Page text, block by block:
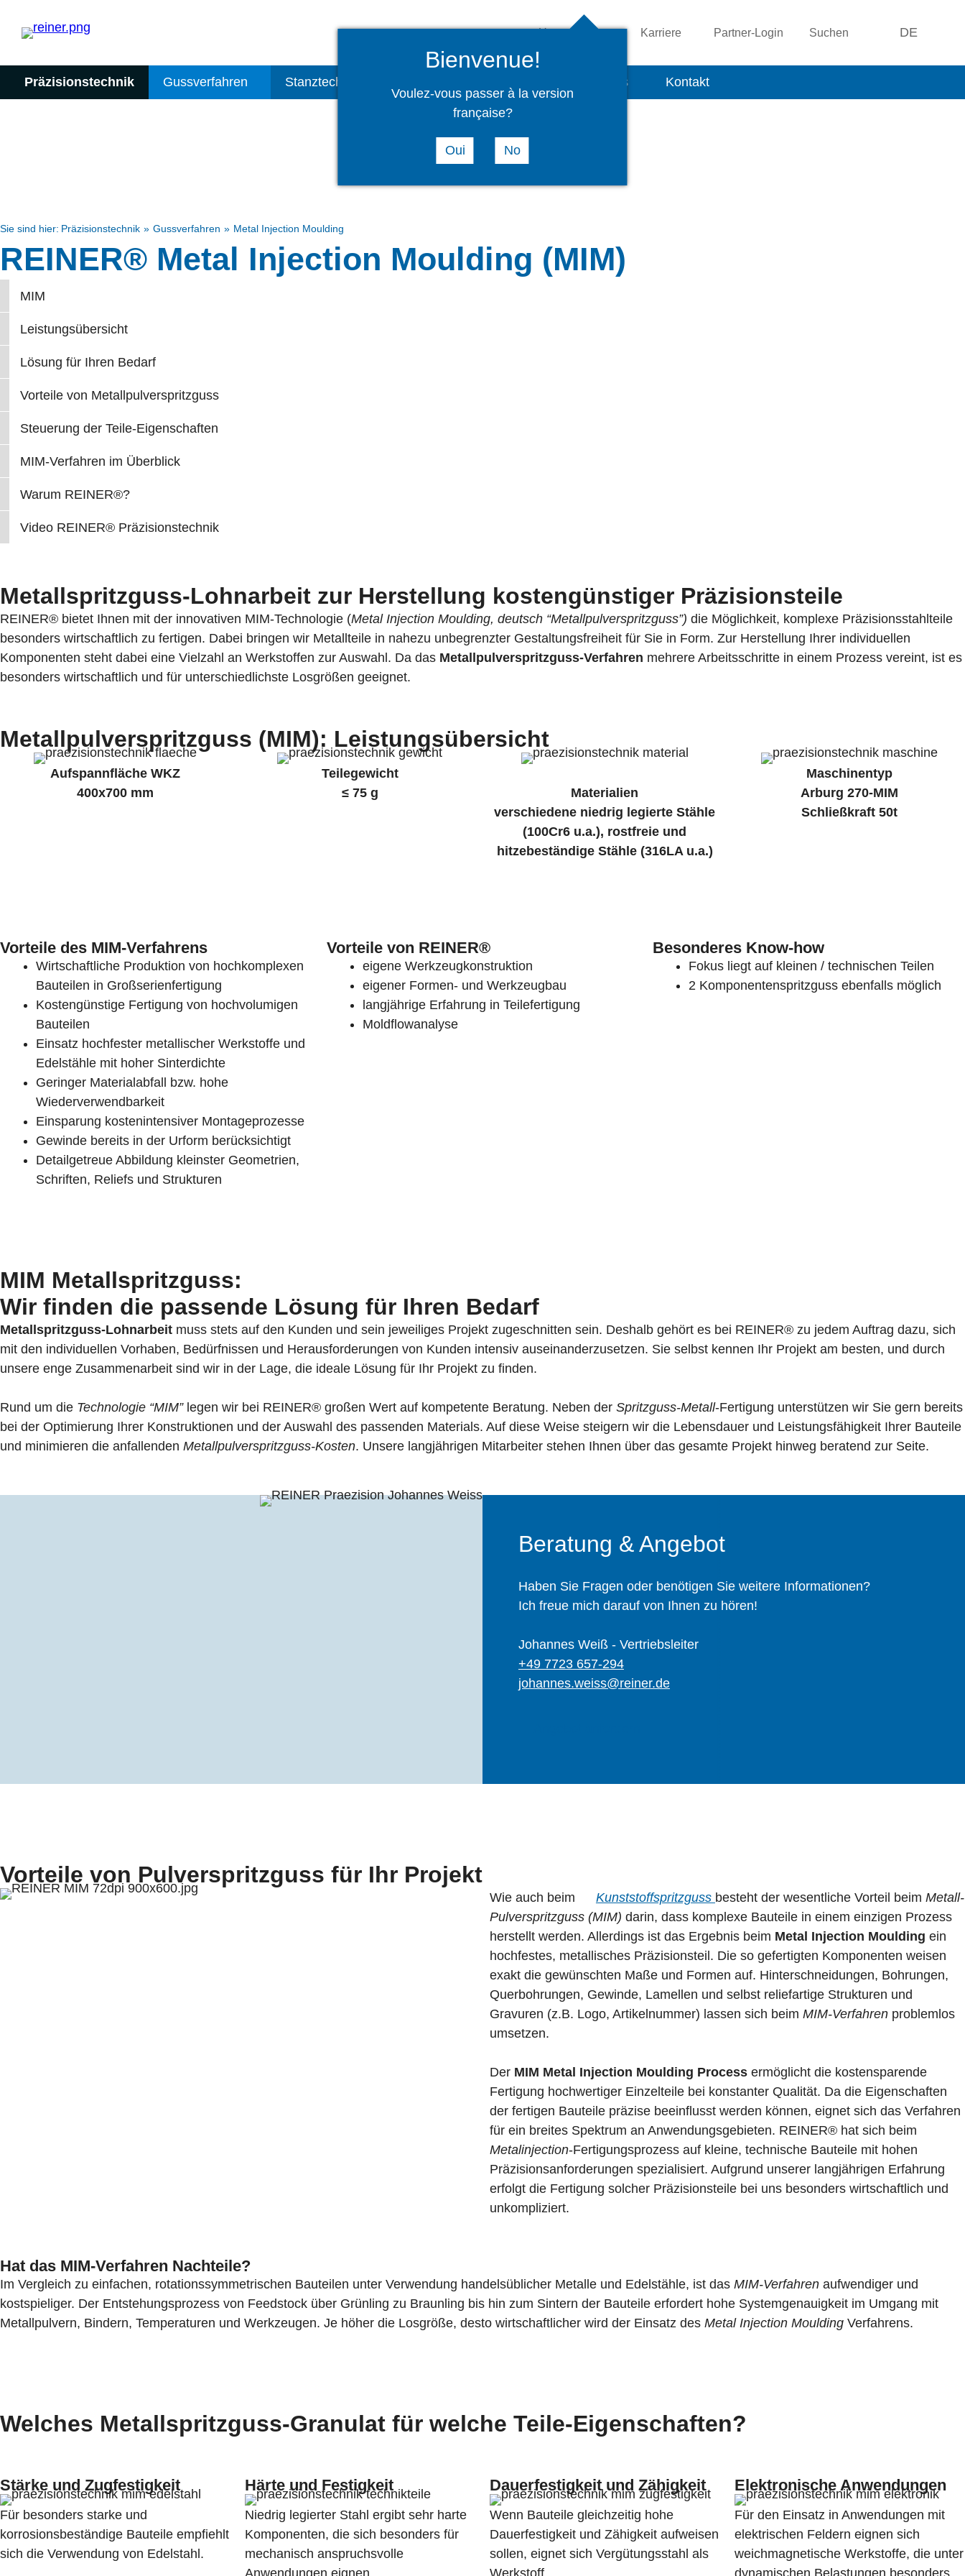
Unternehmen Karriere Partner-Login Suchen DE
Präzisionstechnik Gussverfahren Stanztechnik Aktuelles Kontakt
Sie sind hier: Präzisionstechnik Gussverfahren Metal Injection Moulding
REINER® Metal Injection Moulding (MIM)
MIM
Leistungsübersicht
Lösung für Ihren Bedarf
Vorteile von Metallpulverspritzguss
Steuerung der Teile-Eigenschaften
MIM-Verfahren im Überblick
Warum REINER®?
Video REINER® Präzisionstechnik
Metallspritzguss-Lohnarbeit zur Herstellung kostengünstiger Präzisionsteile
REINER® bietet Ihnen mit der innovativen MIM-Technologie (Metal Injection Moulding, deutsch “Metallpulverspritzguss”) die Möglichkeit, komplexe Präzisionsstahlteile
besonders wirtschaftlich zu fertigen. Dabei bringen wir Metallteile in nahezu unbegrenzter Gestaltungsfreiheit für Sie in Form. Zur Herstellung Ihrer individuellen
Komponenten steht dabei eine Vielzahl an Werkstoffen zur Auswahl. Da das Metallpulverspritzguss-Verfahren mehrere Arbeitsschritte in einem Prozess vereint, ist es
besonders wirtschaftlich und für unterschiedlichste Losgrößen geeignet.
Metallpulverspritzguss (MIM): Leistungsübersicht
Aufspannfläche WKZ
400x700 mm
Teilegewicht
≤ 75 g
Materialien
verschiedene niedrig legierte Stähle
(100Cr6 u.a.), rostfreie und
hitzebeständige Stähle (316LA u.a.)
Maschinentyp
Arburg 270-MIM
Schließkraft 50t
Vorteile des MIM-Verfahrens
Wirtschaftliche Produktion von hochkomplexen
Bauteilen in Großserienfertigung
Kostengünstige Fertigung von hochvolumigen
Bauteilen
Einsatz hochfester metallischer Werkstoffe und
Edelstähle mit hoher Sinterdichte
Geringer Materialabfall bzw. hohe
Wiederverwendbarkeit
Einsparung kostenintensiver Montageprozesse
Gewinde bereits in der Urform berücksichtigt
Detailgetreue Abbildung kleinster Geometrien,
Schriften, Reliefs und Strukturen
Vorteile von REINER®
eigene Werkzeugkonstruktion
eigener Formen- und Werkzeugbau
langjährige Erfahrung in Teilefertigung
Moldflowanalyse
Besonderes Know-how
Fokus liegt auf kleinen / technischen Teilen
2 Komponentenspritzguss ebenfalls möglich
MIM Metallspritzguss:
Wir finden die passende Lösung für Ihren Bedarf
Metallspritzguss-Lohnarbeit muss stets auf den Kunden und sein jeweiliges Projekt zugeschnitten sein. Deshalb gehört es bei REINER® zu jedem Auftrag dazu, sich
mit den individuellen Vorhaben, Bedürfnissen und Herausforderungen von Kunden intensiv auseinanderzusetzen. Sie selbst kennen Ihr Projekt am besten, und durch
unsere enge Zusammenarbeit sind wir in der Lage, die ideale Lösung für Ihr Projekt zu finden.
Rund um die Technologie “MIM” legen wir bei REINER® großen Wert auf kompetente Beratung. Neben der Spritzguss-Metall-Fertigung unterstützen wir Sie gern bereits
bei der Optimierung Ihrer Konstruktionen und der Auswahl des passenden Materials. Auf diese Weise steigern wir die Lebensdauer und Leistungsfähigkeit Ihrer Bauteile
und minimieren die anfallenden Metallpulverspritzguss-Kosten. Unsere langjährigen Mitarbeiter stehen Ihnen über das gesamte Projekt hinweg beratend zur Seite.
Beratung & Angebot
Haben Sie Fragen oder benötigen Sie weitere Informationen?
Ich freue mich darauf von Ihnen zu hören!
Johannes Weiß - Vertriebsleiter
+49 7723 657-294
johannes.weiss@reiner.de
Vorteile von Pulverspritzguss für Ihr Projekt
Wie auch beim Kunststoffspritzguss besteht der wesentliche Vorteil beim Metall-
Pulverspritzguss (MIM) darin, dass komplexe Bauteile in einem einzigen Prozess
herstellt werden. Allerdings ist das Ergebnis beim Metal Injection Moulding ein
hochfestes, metallisches Präzisionsteil. Die so gefertigten Komponenten weisen
exakt die gewünschten Maße und Formen auf. Hinterschneidungen, Bohrungen,
Querbohrungen, Gewinde, Lamellen und selbst reliefartige Strukturen und
Gravuren (z.B. Logo, Artikelnummer) lassen sich beim MIM-Verfahrenproblemlos
umsetzen.
Der MIM Metal Injection Moulding Processermöglicht die kostensparende
Fertigung hochwertiger Einzelteile bei konstanter Qualität. Da die Eigenschaften
der fertigen Bauteile präzise beeinflusst werden können, eignet sich das Verfahren
für ein breites Spektrum an Anwendungsgebieten. REINER® hat sich beim
Metalinjection-Fertigungsprozess auf kleine, technische Bauteile mit hohen
Präzisionsanforderungen spezialisiert. Aufgrund unserer langjährigen Erfahrung
erfolgt die Fertigung solcher Präzisionsteile bei uns besonders wirtschaftlich und
unkompliziert.
Hat das MIM-Verfahren Nachteile?
Im Vergleich zu einfachen, rotationssymmetrischen Bauteilen unter Verwendung handelsüblicher Metalle und Edelstähle, ist das MIM-Verfahren aufwendiger und
kostspieliger. Der Entstehungsprozess von Feedstock über Grünling zu Braunling bis hin zum Sintern der Bauteile erfordert hohe Systemgenauigkeit im Umgang mit
Metallpulvern, Bindern, Temperaturen und Werkzeugen. Je höher die Losgröße, desto wirtschaftlicher wird der Einsatz des Metal Injection Moulding Verfahrens.
Welches Metallspritzguss-Granulat für welche Teile-Eigenschaften?
Stärke und Zugfestigkeit
Für besonders starke und
korrosionsbeständige Bauteile empfiehlt
sich die Verwendung von Edelstahl.
Härte und Festigkeit
Niedrig legierter Stahl ergibt sehr harte
Komponenten, die sich besonders für
mechanisch anspruchsvolle
Anwendungen eignen.
Dauerfestigkeit und Zähigkeit
Wenn Bauteile gleichzeitig hohe
Dauerfestigkeit und Zähigkeit aufweisen
sollen, eignet sich Vergütungsstahl als
Werkstoff.
Elektronische Anwendungen
Für den Einsatz in Anwendungen mit
elektrischen Feldern eignen sich
weichmagnetische Werkstoffe, die unter
dynamischen Belastungen besonders
Bienvenue!
Voulez-vous passer à la version
française?
Oui No